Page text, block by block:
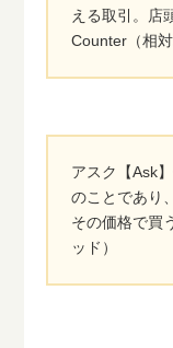
える取引。店
Counter（相
アスク【Ask
のことであり
その価格で買
ッド）